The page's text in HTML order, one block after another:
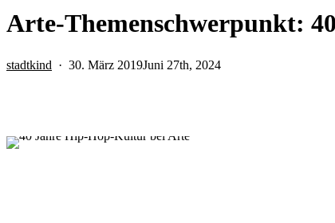
Arte-Themenschwerpunkt:
stadtkind 30. März 2019Juni 27th, 2024